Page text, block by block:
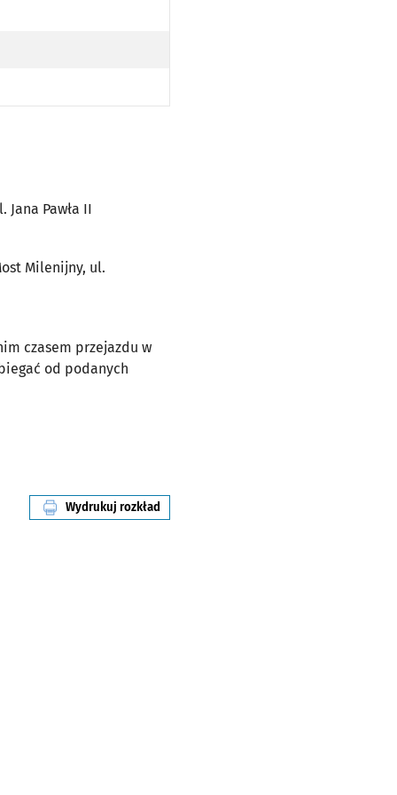
Pawła II
Milenijny, ul.
czasem przejazdu w
od podanych
Wydrukuj rozkład
linii nr 103